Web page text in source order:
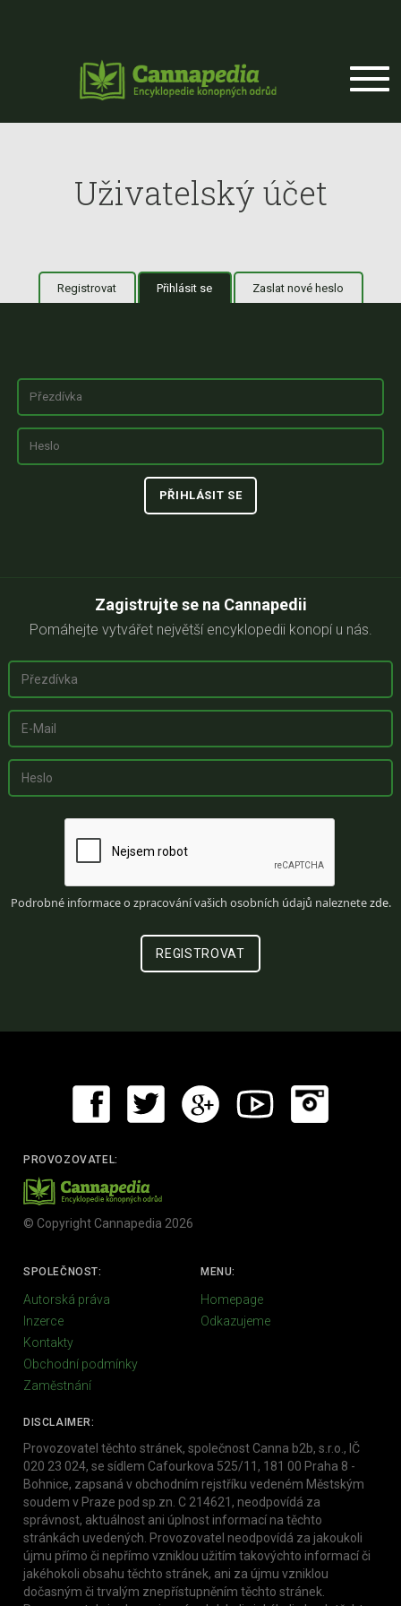
Uživatelský účet
Hlavní záložky
Registrovat Přihlásit se (aktivní záložka)
Zaslat nové heslo
Zagistrujte se na Cannapedii
Pomáhejte vytvářet největší encyklopedii konopí u nás.
Podrobné informace o zpracování vašich osobních údajů naleznetezde.
PROVOZOVATEL:
© Copyright Cannapedia 2026
SPOLEČNOST:
Autorská práva
Inzerce
Kontakty
Obchodní podmínky
Zaměstnání
MENU:
Homepage
Odkazujeme
DISCLAIMER:
Provozovatel těchto stránek, společnost Canna b2b, s.r.o., IČ
020 23 024, se sídlem Cafourkova 525/11, 181 00 Praha 8 -
Bohnice, zapsaná v obchodním rejstříku vedeném Městským
soudem v Praze pod sp.zn. C 214621, neodpovídá za
správnost, aktuálnost ani úplnost informací na těchto
stránkách uvedených. Provozovatel neodpovídá za jakoukoli
újmu přímo či nepřímo vzniklou užitím takovýchto informací či
jakéhokoli obsahu těchto stránek, ani za újmu vzniklou
dočasným či trvalým znepřístupněním těchto stránek.